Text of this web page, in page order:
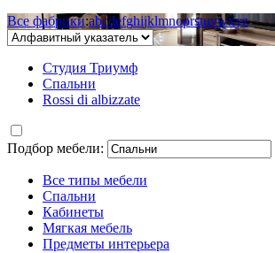
Все фабрики:abcdefghijklmnoprstuvwxyz
Студия Триумф
Спальни
Rossi di albizzate
Подбор мебели:
Все типы мебели
Спальни
Кабинеты
Мягкая мебель
Предметы интерьера